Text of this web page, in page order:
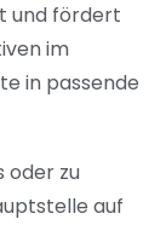
und fördert
im
in passende
oder zu
auf